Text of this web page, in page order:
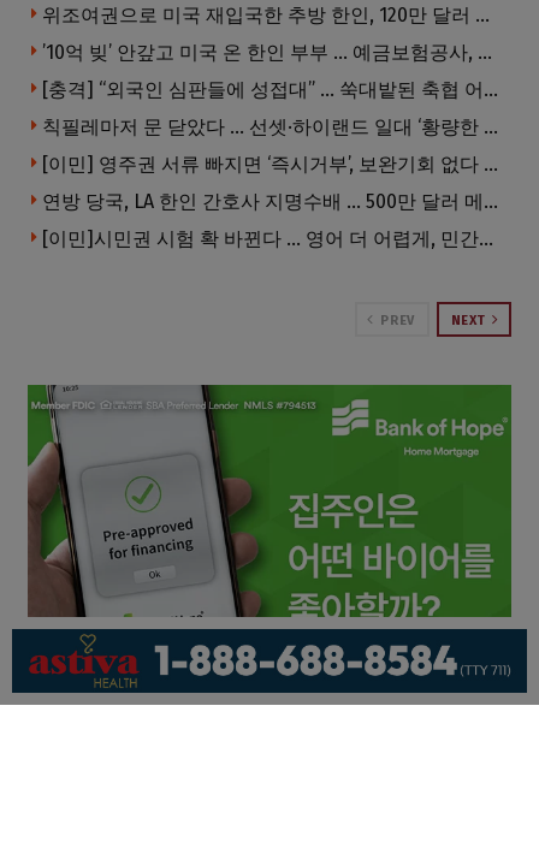
위조여권으로 미국 재입국한 추방 한인, 120만 달러 은행 사기 행각
’10억 빚’ 안갚고 미국 온 한인 부부 … 예금보험공사, 미국서 소송
[충격] “외국인 심판들에 성접대” … 쑥대밭된 축협 어디까지 추락하나
칙필레마저 문 닫았다 … 선셋·하이랜드 일대 ‘황량한 거리’로
[이민] 영주권 서류 빠지면 ‘즉시거부’, 보완기회 없다 … 이민심사 8월부터 확 바뀐다
연방 당국, LA 한인 간호사 지명수배 … 500만 달러 메디캐어 사기, 선고 직전 한국 도주
[이민]시민권 시험 확 바뀐다 … 영어 더 어렵게, 민간시험 도입 추진
PREV NEXT